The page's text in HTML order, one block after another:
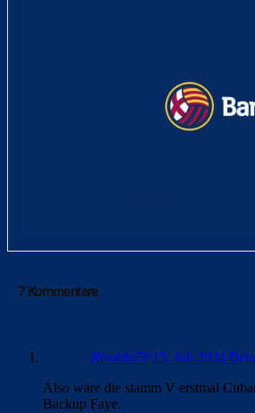
7 Kommentare
Rivaldo78 15. Juli 2024
Also wäre die stamm V erstmal
Backup Faye.